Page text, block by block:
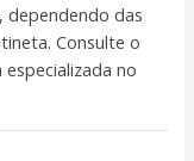
dependendo das
Consulte o
no